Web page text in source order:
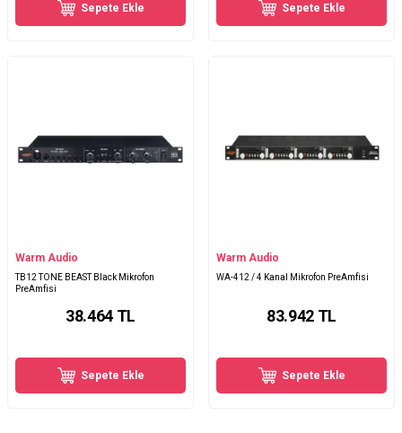
Sepete Ekle Sepete Ekle
Warm Audio
TB12 TONE BEAST Black Mikrofon
PreAmfisi
38.464TL
Sepete Ekle
Warm Audio
WA-412 / 4 Kanal Mikrofon PreAmfisi
83.942TL
Sepete Ekle